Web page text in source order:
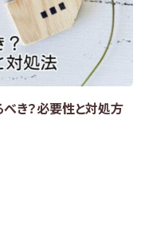
べき？必要性と対処方